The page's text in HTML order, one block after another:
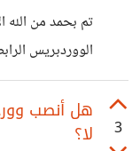
تم بحمد من الله
جوهرة--قالب-
3
هل أنصب
لا؟